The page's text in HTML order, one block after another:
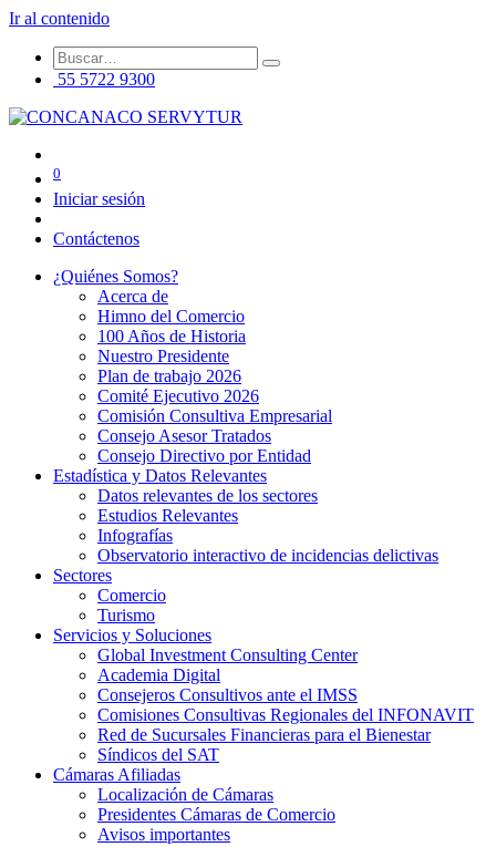
Ir al contenido
55 5722 9300
0
Iniciar sesión
Contáctenos
¿Quiénes Somos?
Acerca de
Himno del Comercio
100 Años de Historia
Nuestro Presidente
Plan de trabajo 2026
Comité Ejecutivo 2026
Comisión Consultiva Empresarial
Consejo Asesor Tratados
Consejo Directivo por Entidad
Estadística y Datos Relevantes
Datos relevantes de los sectores
Estudios Relevantes
Infografías
Observatorio interactivo de incidencias delictivas
Sectores
Comercio
Turismo
Servicios y Soluciones
Global Investment Consulting Center
Academia Digital
Consejeros Consultivos ante el IMSS
Comisiones Consultivas Regionales del INFONAVIT
Red de Sucursales Financieras para el Bienestar
Síndicos del SAT
Cámaras Afiliadas
Localización de Cámaras
Presidentes Cámaras de Comercio
Avisos importantes